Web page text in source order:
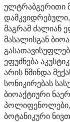
ულტრაბგერითი
მაგრამ ძალიან
მასალისგან
ეფუძნება
არის წმინდა
სონიკირებას
ბიოაქტიური
პოლიფენოლები,
ბოტანიკური